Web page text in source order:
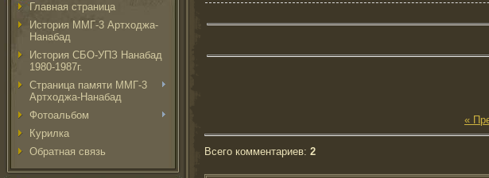
Главная страница
История ММГ-3 Артходжа-
Нанабад
История СБО-УПЗ Нанабад
1980-1987г.
Страница памяти ММГ-3
Артходжа-Нанабад
Фотоальбом
Курилка
Обратная связь
«
Всего комментариев: 2